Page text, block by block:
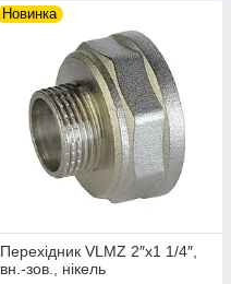
Новинка
Перехідник VLMZ 2″х1 1/4″,
вн.-зов., нікель